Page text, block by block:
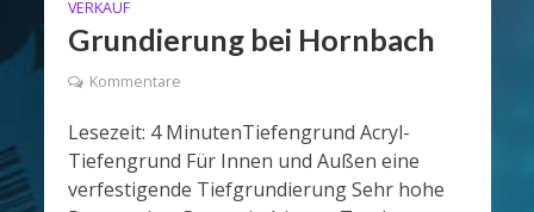
VERKAUF
Grundierung bei Hornbach
Kommentare
Lesezeit: 4 MinutenTiefengrund Acryl-
Tiefengrund Für Innen und Außen eine
verfestigende Tiefgrundierung Sehr hohe